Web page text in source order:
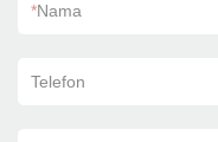
*Nama
Telefon